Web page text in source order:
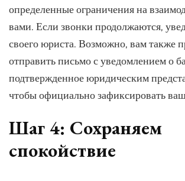
определенные ограничения на
вами. Если звонки продолжаются,
своего юриста. Возможно, вам также
отправить письмо с уведомлением о
подтвержденное юридическим
чтобы официально зафиксировать
Шаг 4: Сохраняем
спокойствие